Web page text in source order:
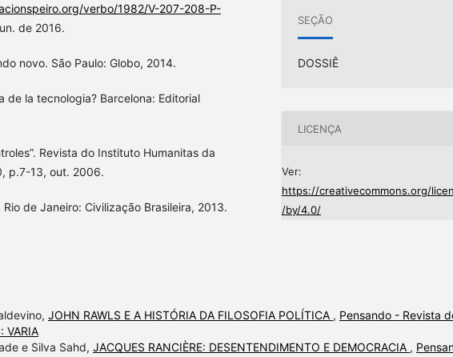
verbo/1982/V-207-208-P-
de 2016.
novo. São Paulo: Globo, 2014.
de la tecnologia? Barcelona: Editorial
Revista do Instituto Humanitas da
p.7-13, out. 2006.
de Janeiro: Civilização Brasileira, 2013.
SEÇÃO
DOSSIÊ
LICENÇA
Ver:
https://creativecommons.org/
/by/4.0/
JOHN RAWLS E A HISTÓRIA DA FILOSOFIA POLÍTICA , Pensando - Revista
VARIA
e Silva Sahd, JACQUES RANCIÈRE: DESENTENDIMENTO E DEMOCRACIA ,